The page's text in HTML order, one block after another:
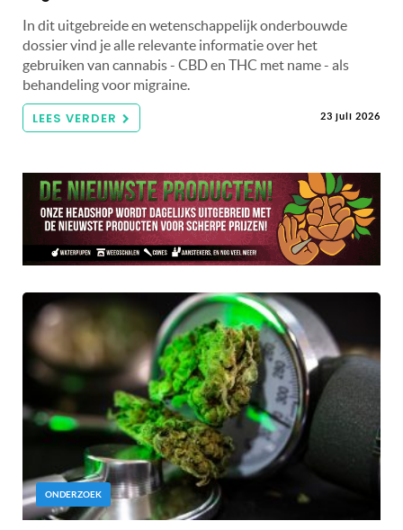
In dit uitgebreide en wetenschappelijk onderbouwde
dossier vind je alle relevante informatie over het
gebruiken van cannabis - CBD en THC met name - als
behandeling voor migraine.
LEES VERDER 23 juli 2026
ONDERZOEK